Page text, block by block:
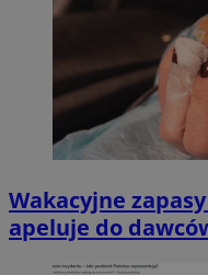
Wakacyjne
apeluje do